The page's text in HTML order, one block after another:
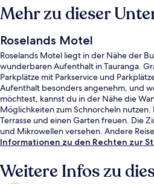
Mehr zu dieser
Roselands Motel
Roselands Motel liegt in der Nähe der
wunderbaren Aufenthalt in Tauranga.
Parkplätze mit Parkservice und
Aufenthalt besonders angenehm, und
möchtest, kannst du in der Nähe die
Möglichkeiten zum Schnorcheln nutzen.
Terrasse und einen Garten freuen. Die
und Mikrowellen versehen. Andere
Zustand der Unterkunft.
Informationen zu den Rechten zur
Weitere Infos zu